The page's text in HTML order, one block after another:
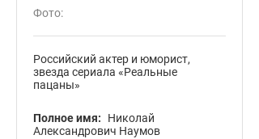
Фото:
Российский актер и юморист,
звезда сериала «Реальные
пацаны»
Полное имя:
Николай
Александрович Наумов